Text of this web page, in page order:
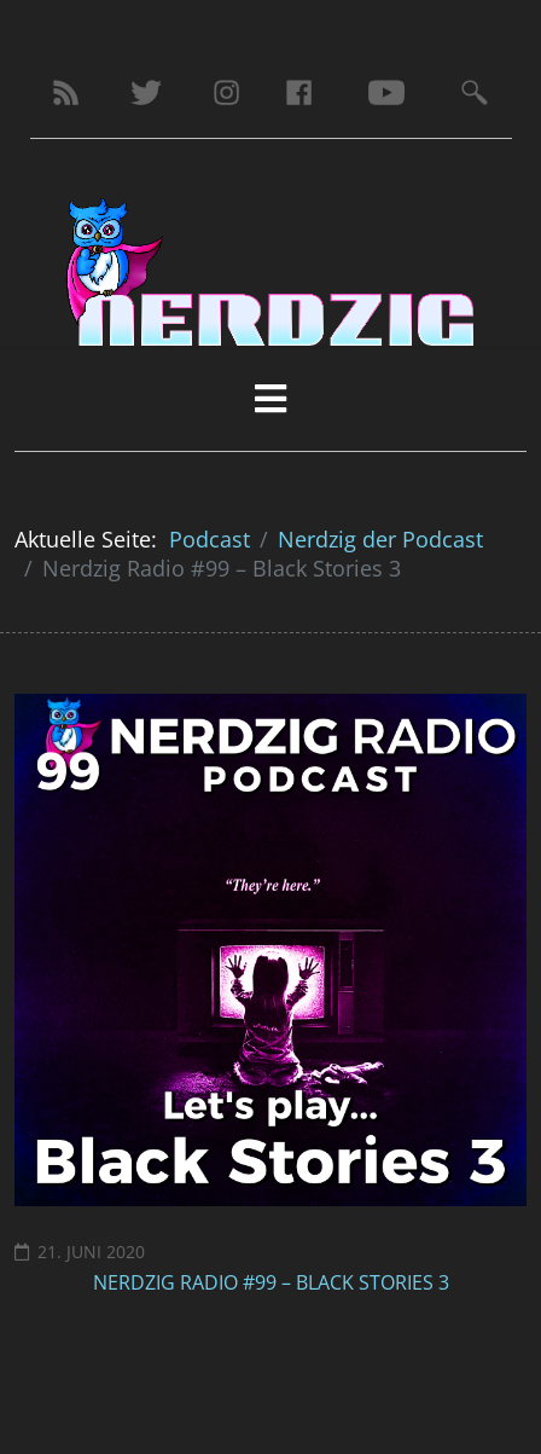
Aktuelle Seite: Podcast
Nerdzig der Podcast
Nerdzig Radio #99 – Black Stories 3
21. JUNI 2020
NERDZIG RADIO #99 – BLACK STORIES 3